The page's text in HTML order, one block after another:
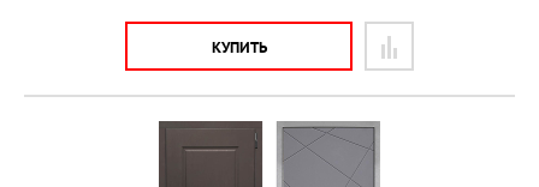
КУПИТЬ